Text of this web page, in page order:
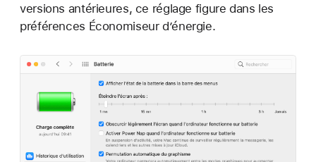
versions antérieures, ce réglage figure dans les
préférences Économiseur d’énergie.